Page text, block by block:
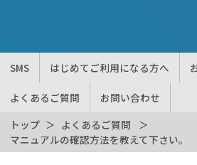
SMS はじめてご利用になる方へ
よくあるご質問
お問い合わせ
トップ
よくあるご質問
マニュアルの確認方法を教えて下さい。